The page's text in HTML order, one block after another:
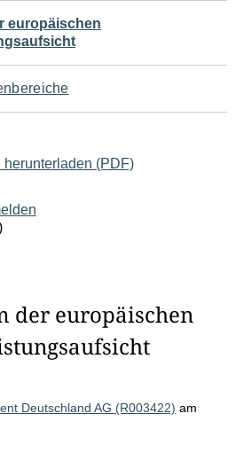
europäischen
(PDF)
der europäischen
Deutschland AG (R003422) am